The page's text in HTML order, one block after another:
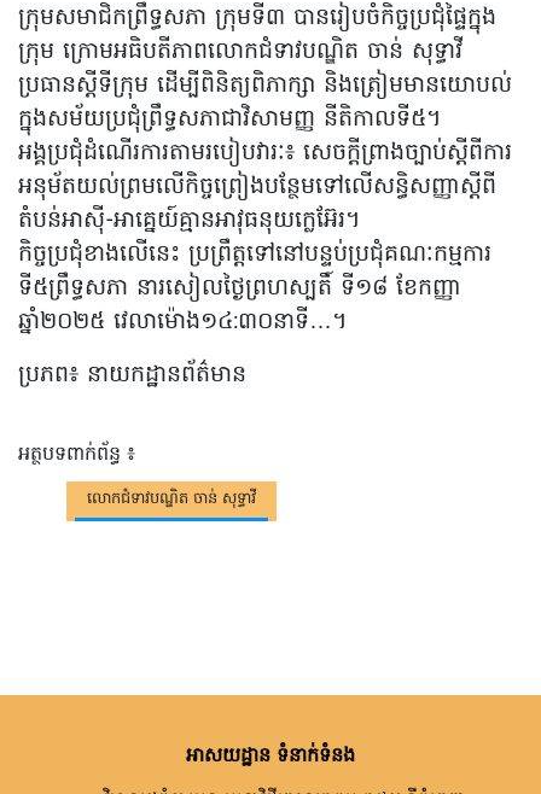
ក្រុមសមាជិកព្រឹទ្ធសភា ក្រុមទី៣ បានរៀបចំកិច្ចប្រជុំផ្ទៃក្នុង
ក្រុម ក្រោមអធិបតីភាពលោកជំទាវបណ្ឌិត ចាន់ សុទ្ធាវី
ប្រធានស្តីទីក្រុម ដើម្បីពិនិត្យពិភាក្សា និងត្រៀមមានយោបល់
ក្នុងសម័យប្រជុំព្រឹទ្ធសភាជាវិសាមញ្ញ នីតិកាលទី៥។
អង្គប្រជុំដំណើរការតាមរបៀបវារៈ៖ សេចក្តីព្រាងច្បាប់ស្តីពីការ
អនុម័តយល់ព្រមលើកិច្ចព្រៀងបន្ថែមទៅលើសន្ធិសញ្ញាស្តីពី
តំបន់អាស៊ី-អាគ្នេយ៍គ្មានអាវុធនុយក្លេអ៊ែរ។
កិច្ចប្រជុំខាងលើនេះ ប្រព្រឹត្តទៅនៅបន្ទប់ប្រជុំគណៈកម្មការ
ទី៥ព្រឹទ្ធសភា នារសៀលថ្ងៃព្រហស្បតិ៍ ទី១៨ ខែកញ្ញា
ឆ្នាំ២០២៥ វេលាម៉ោង១៤:៣០នាទី…។
ប្រភព៖ នាយកដ្ឋានព័ត៌មាន
អត្ថបទពាក់ព័ន្ធ ៖
លោកជំទាវបណ្ឌិត ចាន់ សុទ្ធាវី
អាសយដ្ឋាន ទំនាក់ទំនង